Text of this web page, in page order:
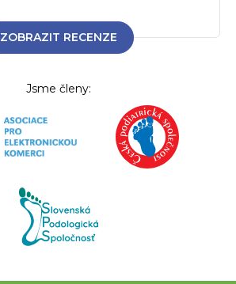
ZOBRAZIT RECENZE
Jsme členy: